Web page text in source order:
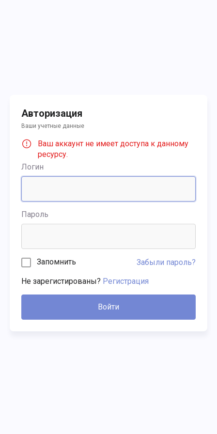
Авторизация
Ваши учетные данные
Ваш аккаунт не имеет доступа к данному
ресурсу.
Логин
Пароль
Запомнить Забыли пароль?
Не зарегистированы? Регистрация